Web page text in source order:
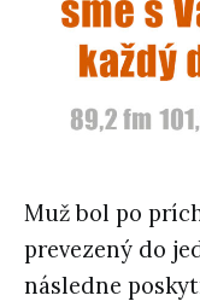
Muž bol po
prevezený do
následne